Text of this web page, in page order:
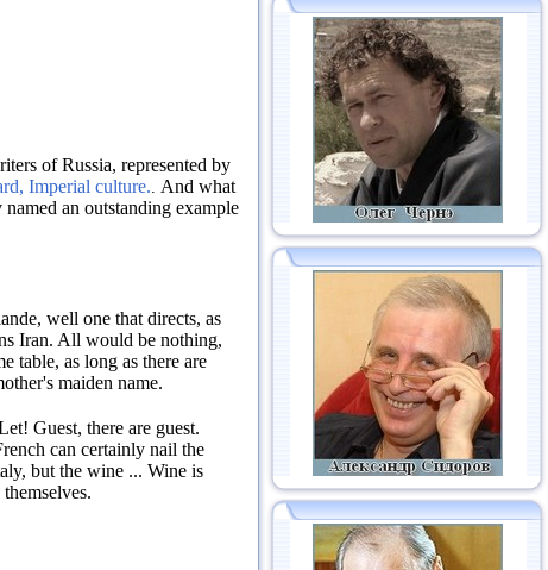
of Russia, represented by
Imperial culture. And what
an outstanding example
well one that directs, as
Iran. All would be nothing,
table, as long as there are
maiden name.
Guest, there are guest.
can certainly nail the
but the wine ... Wine is